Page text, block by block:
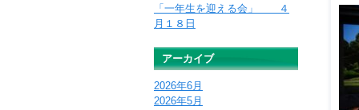
「一年生を迎える会」 ４
月１８日
アーカイブ
2026年6月
2026年5月